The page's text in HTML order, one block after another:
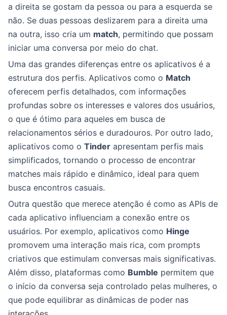
a direita se gostam da pessoa ou para a esquerda se
não. Se duas pessoas deslizarem para a direita uma
na outra, isso cria um match, permitindo que possam
iniciar uma conversa por meio do chat.
Uma das grandes diferenças entre os aplicativos é a
estrutura dos perfis. Aplicativos como o Match
oferecem perfis detalhados, com informações
profundas sobre os interesses e valores dos usuários,
o que é ótimo para aqueles em busca de
relacionamentos sérios e duradouros. Por outro lado,
aplicativos como o Tinder apresentam perfis mais
simplificados, tornando o processo de encontrar
matches mais rápido e dinâmico, ideal para quem
busca encontros casuais.
Outra questão que merece atenção é como as APIs de
cada aplicativo influenciam a conexão entre os
usuários. Por exemplo, aplicativos como Hinge
promovem uma interação mais rica, com prompts
criativos que estimulam conversas mais significativas.
Além disso, plataformas como Bumble permitem que
o início da conversa seja controlado pelas mulheres, o
que pode equilibrar as dinâmicas de poder nas